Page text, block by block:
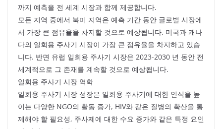
까지 예측을 전 세계 시장과 함께 제공합니다.
모든 지역 중에서 북미 지역은 예측 기간 동안 글로벌 시장에
서 가장 큰 점유율을 차지할 것으로 예상됩니다. 미국과 캐나
다의 일회용 주사기 시장이 가장 큰 점유율을 차지하고 있습
니다. 반면 유럽 일회용 주사기 시장은 2023-2030 년 동안 전
세계적으로 그 존재를 계속할 것으로 예상됩니다.
일회용 주사기 시장 역학
일회용 주사기 시장 성장은 일회용 주사기에 대한 인식을 높
이는 다양한 NGO의 활동 증가, HIV와 같은 질병의 확산을 통
제해야 할 필요성, 주사제에 대한 수요 증가와 같은 특정 요인